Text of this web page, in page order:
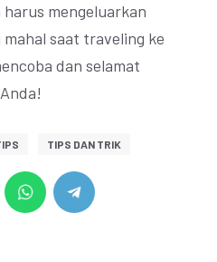
mengeluarkan
saat traveling ke
dan selamat
TIPS DAN TRIK